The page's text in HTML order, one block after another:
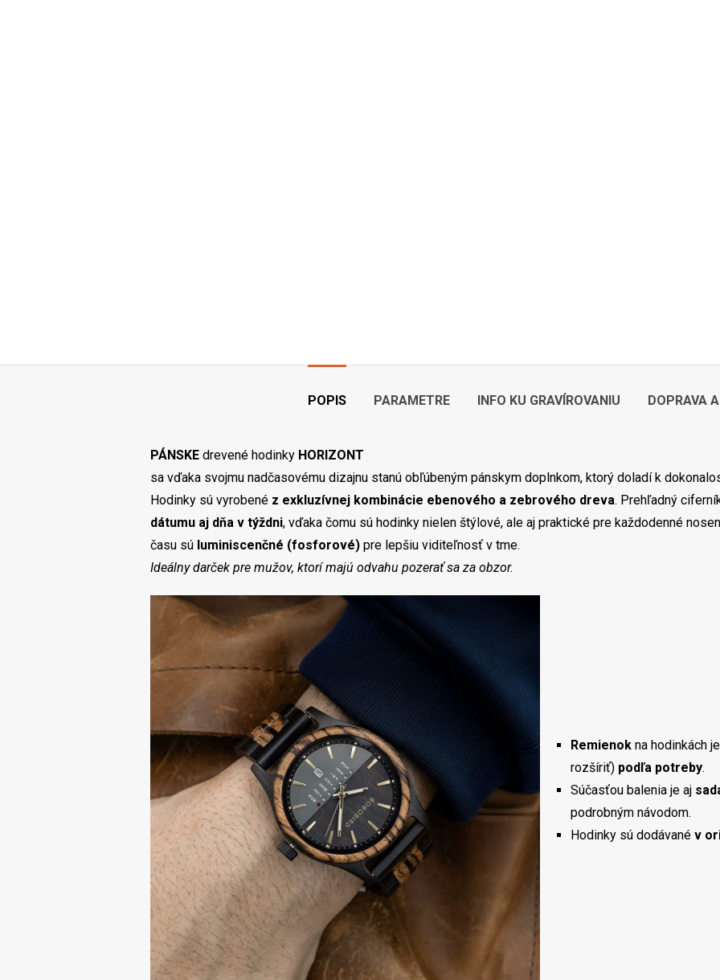
POPIS PARAMETRE INFO KU GRAVÍROVANIU DOPRAVA
PÁNSKEdrevené hodinky HORIZONT
sa vďaka svojmu nadčasovému dizajnu stanú obľúbeným pánskym doplnkom, ktorý doladí k
Hodinky sú vyrobené z exkluzívnej kombinácie ebenového a zebrového dreva. Prehľadný
dátumu aj dňa v týždni, vďaka čomu sú hodinky nielen štýlové, ale aj praktické pre každodenné
času sú luminiscenčné (fosforové)pre lepšiu viditeľnosť v tme.
Ideálny darček pre mužov, ktorí majú odvahu pozerať sa za obzor.
Remienokna hodinkách
rozšíriť) podľa potreby.
Súčasťou balenia je aj
podrobným návodom.
Hodinky sú dodávané v